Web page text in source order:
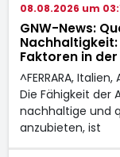
08.08.2026 um
GNW-News:
Faktoren in
^FERRARA,
Die Fähigkeit der
nachhaltige und
anzubieten, ist